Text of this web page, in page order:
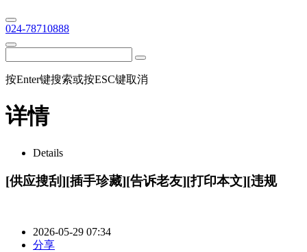
024-78710888
按Enter键搜索或按ESC键取消
详情
Details
[供应搜刮][插手珍藏][告诉老友][打印本文][违规
2026-05-29 07:34
分享